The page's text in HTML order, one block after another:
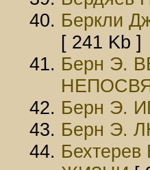
Беркли
[ 241 Kb ]
Берн Э.
Берн Э.
Берн Э.